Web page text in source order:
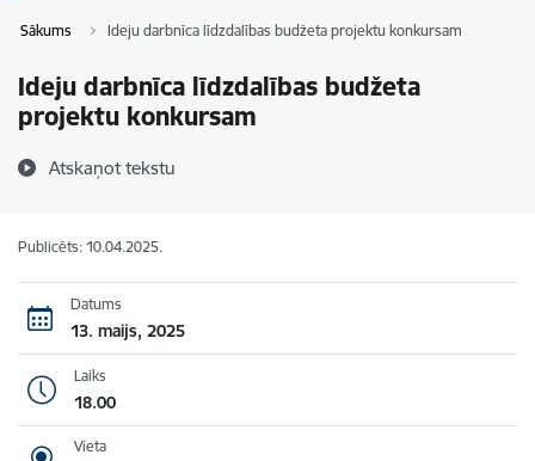
Sākums Ideju darbnīca līdzdalības budžeta projektu konkursam
Ideju darbnīca līdzdalības budžeta
projektu konkursam
Atskaņot tekstu
Publicēts: 10.04.2025.
Datums
13. maijs, 2025
Laiks
18.00
Vieta